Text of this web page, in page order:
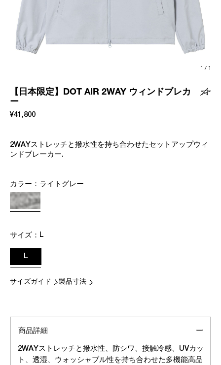
1 / 1
【日本限定】DOT AIR 2WAY ウィンドブレカ
ー
¥41,800
2WAYストレッチと撥水性を持ち合わせたセットアップウィ
ンドブレーカー.
カラー： ライトグレー
サイズ： L
L
サイズガイド 製品寸法
商品詳細
2WAYストレッチと撥水性、防シワ、接触冷感、UVカッ
ト、透湿、ウォッシャブル性を持ち合わせた多機能高品